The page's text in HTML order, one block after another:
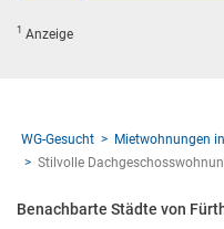
1 Anzeige
WG-Gesucht
Mietwohnungen
Stilvolle
Benachbarte Städte von